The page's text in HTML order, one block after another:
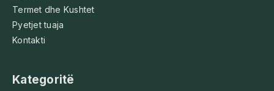
Termet dhe Kushtet
Pyetjet tuaja
Kontakti
Kategoritë